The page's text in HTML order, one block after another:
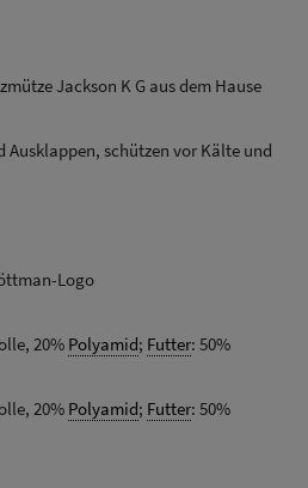
Jackson K G aus dem Hause
Ausklappen, schützen vor Kälte und
Logo
20% Polyamid; Futter: 50%
20% Polyamid; Futter: 50%